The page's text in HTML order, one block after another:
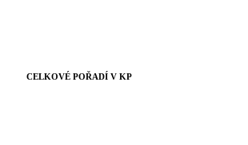
CELKOVÉ POŘADÍ V KP